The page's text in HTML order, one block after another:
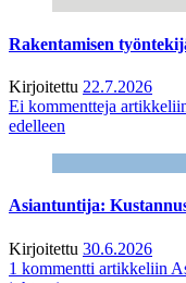
Rakentamisen
Kirjoitettu 22.7.2026
Ei kommentteja
edelleen
Asiantuntija:
Kirjoitettu 30.6.2026
1 kommentti artikkeliin